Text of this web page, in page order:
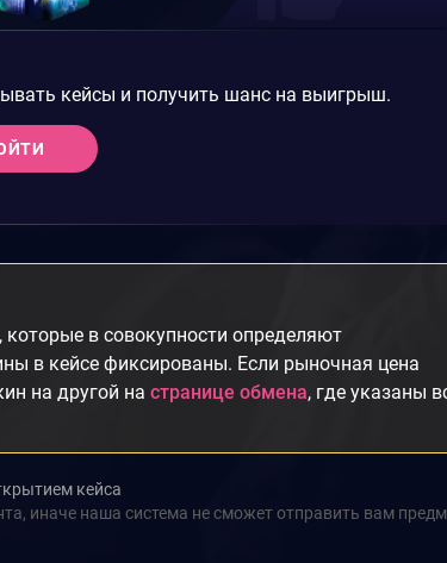
кейсы и получить шанс на выигрыш.
в совокупности определяют
в кейсе фиксированы. Если рыночная цена
на другой на странице обмена, где указаны
кейса
иначе наша система не сможет отправить вам